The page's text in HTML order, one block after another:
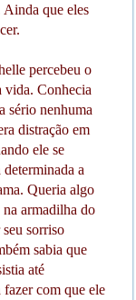
Ainda que eles
percebeu o
vida. Conhecia
sério nenhuma
distração em
ele se
determinada a
Queria algo
armadilha do
sorriso
sabia que
até
fazer com que ele